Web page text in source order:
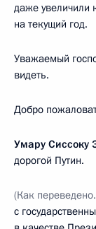
даже увеличили
на текущий год.
Уважаемый
видеть.
Добро
Умару Сиссоку
дорогой Путин.
(Как
с